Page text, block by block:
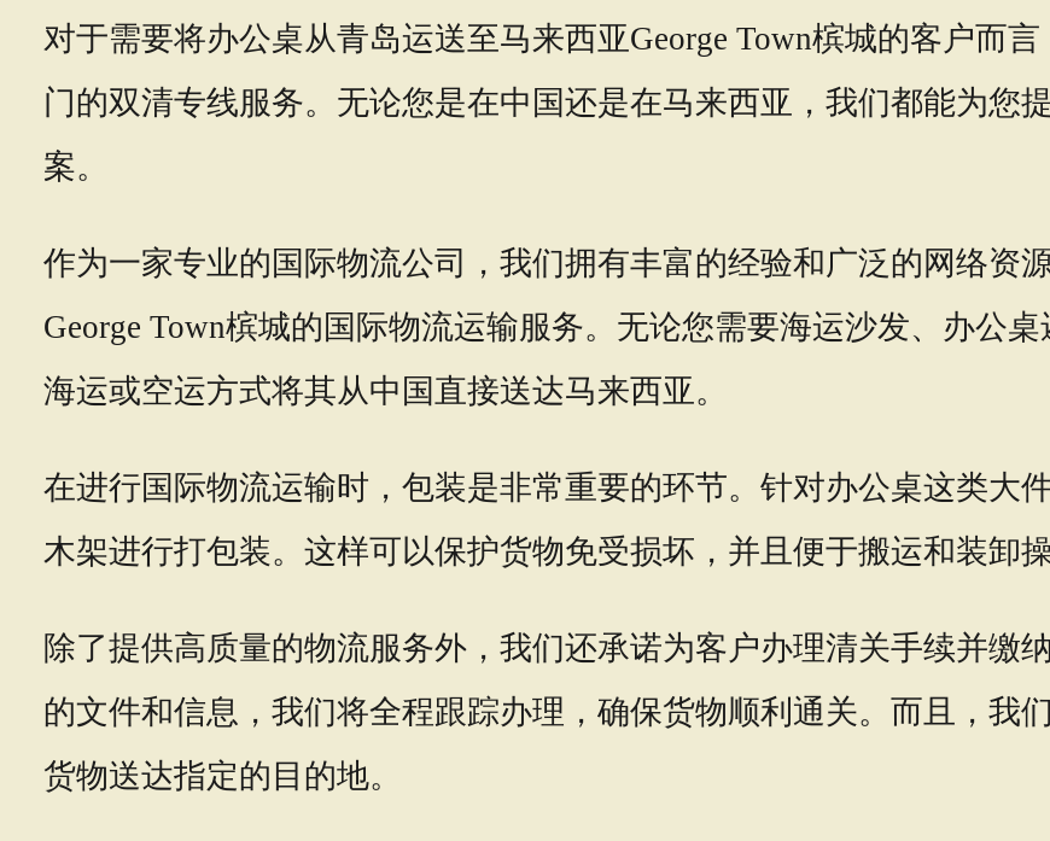
对于需要将办公桌从青岛运送至马来西亚George Town槟城的客户而
门的双清专线服务。无论您是在中国还是在马来西亚，我们都能为您
案。
作为一家专业的国际物流公司，我们拥有丰富的经验和广泛的网络资
George Town槟城的国际物流运输服务。无论您需要海运沙发、办公
海运或空运方式将其从中国直接送达马来西亚。
在进行国际物流运输时，包装是非常重要的环节。针对办公桌这类大
木架进行打包装。这样可以保护货物免受损坏，并且便于搬运和装卸操
除了提供高质量的物流服务外，我们还承诺为客户办理清关手续并缴
的文件和信息，我们将全程跟踪办理，确保货物顺利通关。而且，我
货物送达指定的目的地。